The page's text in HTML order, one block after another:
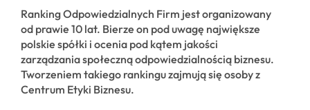
Ranking Odpowiedzialnych Firm jest organizowany
od prawie 10 lat. Bierze on pod uwagę największe
polskie spółki i ocenia pod kątem jakości
zarządzania społeczną odpowiedzialnością biznesu.
Tworzeniem takiego rankingu zajmują się osoby z
Centrum Etyki Biznesu.